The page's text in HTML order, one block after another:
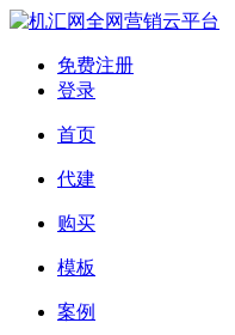
全网营销云平台
免费注册
登录
首页
代建
购买
模板
案例